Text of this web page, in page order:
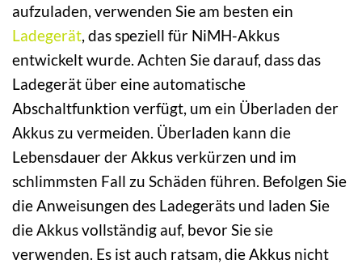
aufzuladen, verwenden Sie am besten ein
Ladegerät, das speziell für NiMH-Akkus
entwickelt wurde. Achten Sie darauf, dass das
Ladegerät über eine automatische
Abschaltfunktion verfügt, um ein Überladen der
Akkus zu vermeiden. Überladen kann die
Lebensdauer der Akkus verkürzen und im
schlimmsten Fall zu Schäden führen. Befolgen Sie
die Anweisungen des Ladegeräts und laden Sie
die Akkus vollständig auf, bevor Sie sie
verwenden. Es ist auch ratsam, die Akkus nicht